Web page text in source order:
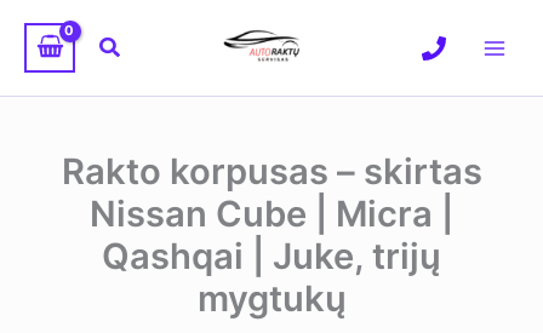
turinio
Paieška
Rakto korpusas – skirtas
Nissan Cube | Micra |
Qashqai | Juke, trijų
mygtukų